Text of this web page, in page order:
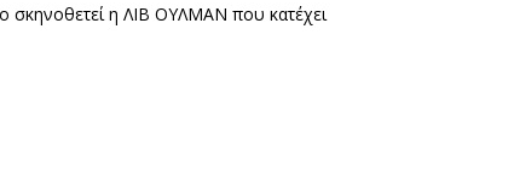
σκηνοθετεί η ΛΙΒ ΟΥΛΜΑΝ που κατέχει